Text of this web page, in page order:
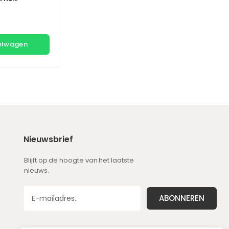
Nieuwsbrief
Blijft op de hoogte van het laatste
nieuws.